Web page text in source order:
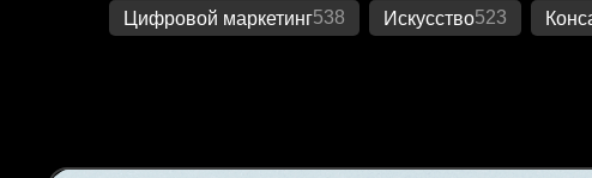
Цифровой маркетинг538 Искусство523